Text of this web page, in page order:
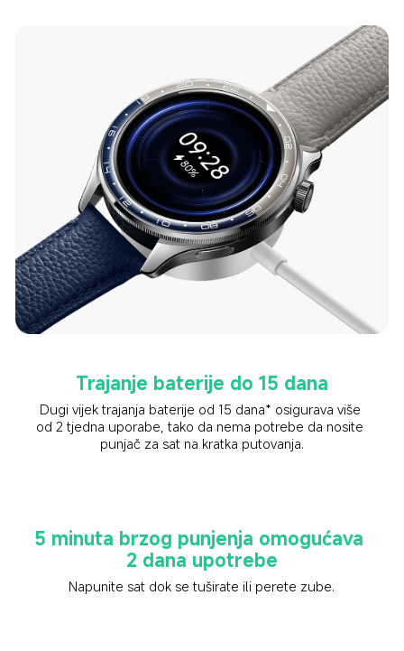
Trajanje baterije do 15 dana
Dugi vijek trajanja baterije od 15 dana* osigurava više
od 2 tjedna uporabe, tako da nema potrebe da nosite
punjač za sat na kratka putovanja.
5 minuta brzog punjenja omogućava
2 dana upotrebe
Napunite sat dok se tuširate ili perete zube.